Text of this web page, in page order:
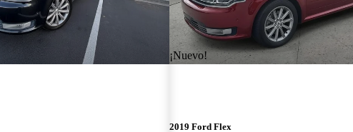
¡Nuevo!
2019 Ford Flex